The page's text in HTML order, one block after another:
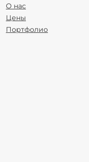
О нас
Цены
Портфолио